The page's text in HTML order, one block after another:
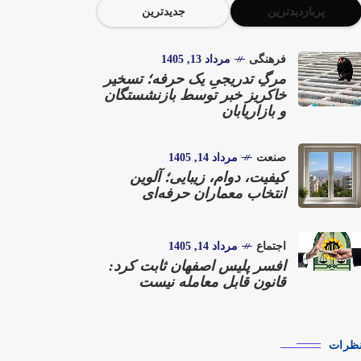
پربازدیدترین جدیدترین
فرهنگی مرداد 13, 1405
مرگِ تدریجیِ یک حرفه؛ تسخیر
خاکریز خبر توسط بازنشستگان
و بازاریابان
صنعت مرداد 14, 1405
کیفیت، دوام، زیبایی؛ آلوین
انتخاب معماران حرفه‌ای
اجتماع مرداد 14, 1405
افسر پلیس اصفهان ثابت کرد:
قانون قابل معامله نیست